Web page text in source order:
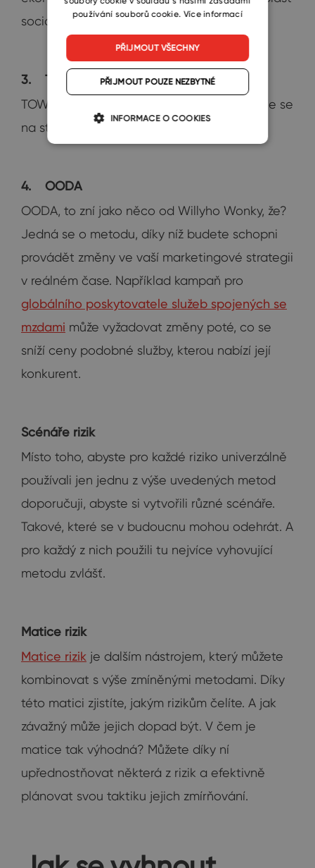
sociální.
3. TOWS
TOWS je doplněk k analýze SWOT. Zaměřuje se
na strategie rozvoje vašich týmů.
4. OODA
OODA, to zní jako něco od Willyho Wonky, že?
Jedná se o metodu, díky níž budete schopni
provádět změny ve vaší marketingové strategii
v reálném čase. Například kampaň pro
globálního poskytovatele služeb spojených se
mzdami může vyžadovat změny poté, co se
sníží ceny podobné služby, kterou nabízí její
konkurent.
Scénáře rizik
Místo toho, abyste pro každé riziko univerzálně
používali jen jednu z výše uvedených metod
doporučuji, abyste si vytvořili různé scénáře.
Takové, které se v budoucnu mohou odehrát. A
pro každý z nich použili tu nejvíce vyhovující
metodu zvlášť.
Matice rizik
Matice rizik je dalším nástrojem, který můžete
kombinovat s výše zmíněnými metodami. Díky
této matici zjistíte, jakým rizikům čelíte. A jak
závažný může jejich dopad být. V čem je
matice tak výhodná? Můžete díky ní
upřednostňovat některá z rizik a efektivně
plánovat svou taktiku jejich zmírňování.
používání souborů cookie. Více informací
PŘIJMOUT VŠECHNY
PŘIJMOUT POUZE NEZBYTNÉ
INFORMACE O COOKIES